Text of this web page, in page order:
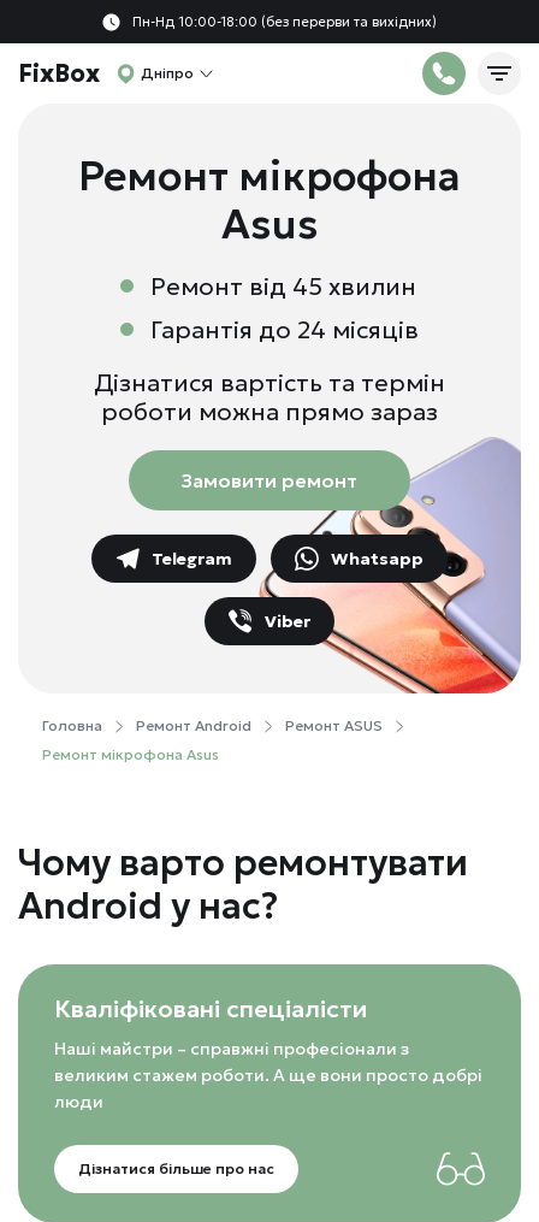
Пн-Нд 10:00-18:00 (без перерви та вихідних)
FixBox Дніпро
Ремонт мікрофона
Asus
Ремонт від 45 хвилин
Гарантія до 24 місяців
Дізнатися вартість та термін
роботи можна прямо зараз
Замовити ремонт
Telegram Whatsapp
Viber
Головна Ремонт Android
Ремонт ASUS
Ремонт мікрофона Asus
Чому варто ремонтувати
Android у нас?
Кваліфіковані спеціалісти
Наші майстри – справжні професіонали з
великим стажем роботи. А ще вони просто добрі
люди
Дізнатися більше про нас